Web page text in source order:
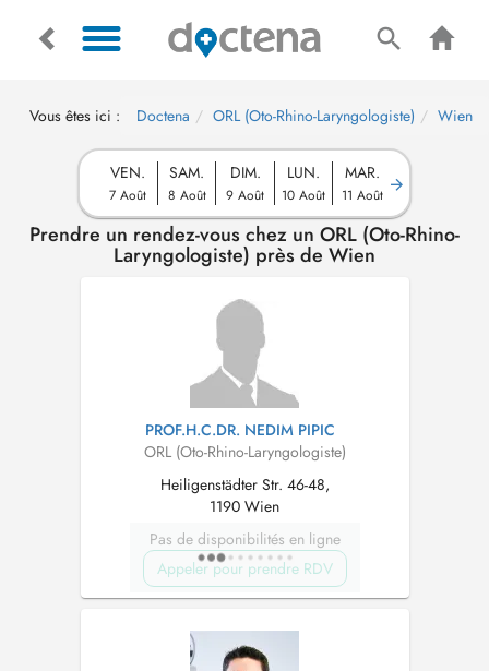
Vous êtes ici : Doctena ORL (Oto-Rhino-Laryngologiste) Wien
VEN.
7 Août
SAM.
8 Août
DIM.
9 Août
LUN.
10 Août
MAR.
11 Août
Prendre un rendez-vous chez un ORL (Oto-Rhino-
Laryngologiste) près de Wien
PROF.H.C.DR. NEDIM PIPIC
ORL (Oto-Rhino-Laryngologiste)
Heiligenstädter Str. 46-48,
1190 Wien
Pas de disponibilités en ligne
Appeler pour prendre RDV